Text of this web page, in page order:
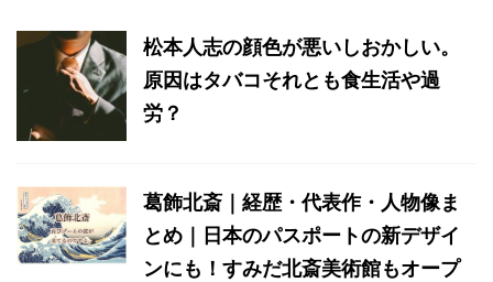
松本人志の顔色が悪いしおかしい。
原因はタバコそれとも食生活や過
労？
葛飾北斎｜経歴・代表作・人物像ま
とめ｜日本のパスポートの新デザイ
ンにも！すみだ北斎美術館もオープ